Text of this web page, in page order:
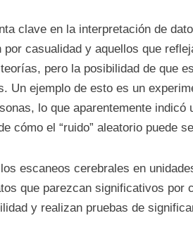
clave en la interpretación de
casualidad y aquellos que
pero la posibilidad de que
Un ejemplo de esto es un
lo que aparentemente
cómo el “ruido” aleatorio puede
escaneos cerebrales en
que parezcan significativos por
y realizan pruebas de